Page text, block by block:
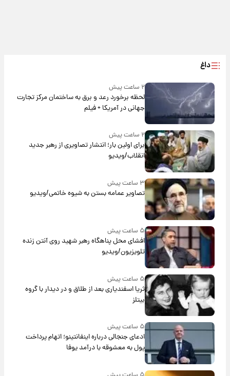
داغ
۲ ساعت پیش
لحظه برخورد رعد و برق به ساختمان مرکز تجارت
جهانی در آمریکا + فیلم
۲ ساعت پیش
برای اولین بار؛ انتشار تصاویری از رهبر جدید
انقلاب/ویدیو
۳ ساعت پیش
تصاویر عمامه بستن به شیوه خاتمی/ویدیو
۵ ساعت پیش
افشای محل پناهگاه‌ رهبر شهید روی آنتن زنده
تلویزیون/ویدیو
۵ ساعت پیش
ثریا اسفندیاری بعد از طلاق و در دیدار با گروه
بیتلز
۵ ساعت پیش
ادعای جنجالی درباره اینفانتینو؛ اتهام پرداخت
پول به معشوقه با درآمد یوفا